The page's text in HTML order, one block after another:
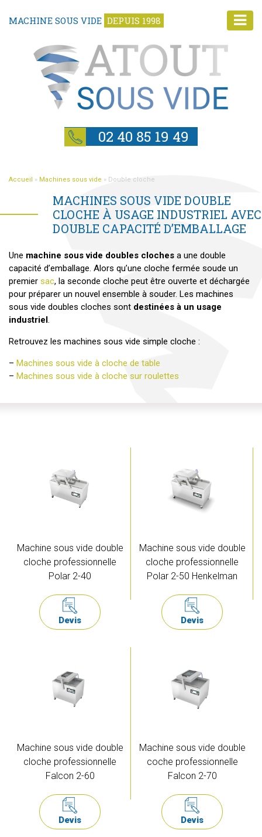
MACHINE SOUS VIDE DEPUIS 1998
02 40 85 19 49
Accueil » Machines sous vide » Double cloche
MACHINES SOUS VIDE DOUBLE
CLOCHE À USAGE INDUSTRIEL AVEC
DOUBLE CAPACITÉ D’EMBALLAGE
Une machine sous vide doubles cloches a une double
capacité d’emballage. Alors qu’une cloche fermée soude un
premier sac, la seconde cloche peut être ouverte et déchargée
pour préparer un nouvel ensemble à souder. Les machines
sous vide doubles cloches sont destinées à un usage
industriel
Retrouvez les machines sous vide simple cloche :
– Machines sous vide à cloche de table
– Machines sous vide à cloche sur roulettes
Machine sous vide double
cloche professionnelle
Polar 2-40
Devis
Machine sous vide double
cloche professionnelle
Polar 2-50 Henkelman
Devis
Machine sous vide double
cloche professionnelle
Falcon 2-60
Devis
Machine sous vide double
coche professionnelle
Falcon 2-70
Devis